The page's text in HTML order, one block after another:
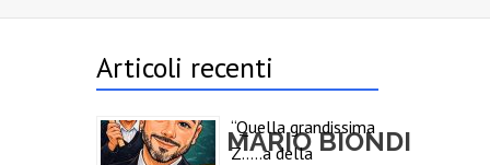
MARIO BIONDI
Articoli recenti
“Quella grandissima
Z…..a della